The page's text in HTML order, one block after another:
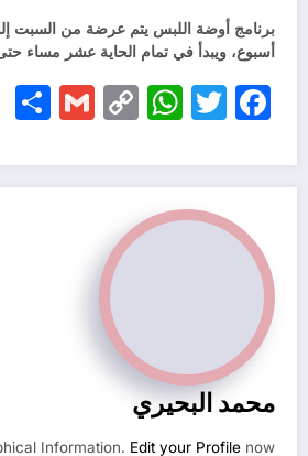
برنامج أوضة اللبس يتم عرضة من السبت
أسبوع، ويبدأ في تمام الحاية عشر مساء
Facebook
Twitter
WhatsApp
Copy
Link
محمد البحيري
Information. Edit your Profile now.